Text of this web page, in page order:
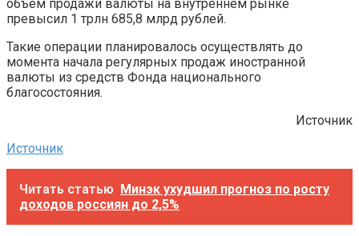
объем продажи валюты на внутреннем рынке
превысил 1 трлн 685,8 млрд рублей.
Такие операции планировалось осуществлять до
момента начала регулярных продаж иностранной
валюты из средств Фонда национального
благосостояния.
Источник
Источник
Читать статью Минэк ухудшил прогноз по росту
доходов россиян до 2,5%